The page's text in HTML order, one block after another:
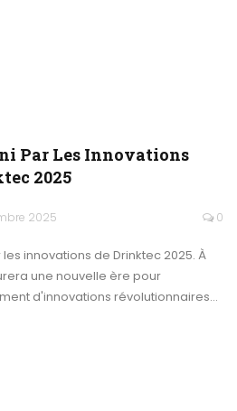
Par Les Innovations
2025
2025 0
innovations de Drinktec 2025. À
une nouvelle ère pour
d'innovations révolutionnaires…